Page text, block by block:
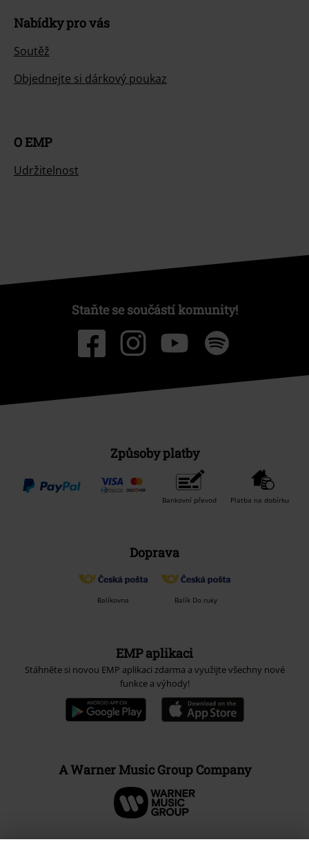
Nabídky pro vás
Soutěž
Objednejte si dárkový poukaz
O EMP
Udržitelnost
Staňte se součástí komunity!
Způsoby platby
Bankovní převod Platba na dobírku
Doprava
Balíkovna Balík Do ruky
EMP aplikaci
Stáhněte si novou EMP aplikaci zdarma a využijte všechny nové
funkce a výhody!
A Warner Music Group Company